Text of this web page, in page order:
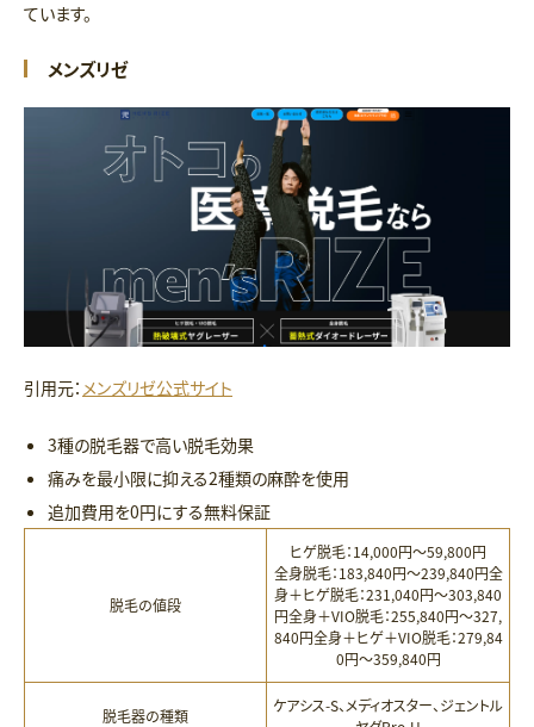
ています。
メンズリゼ
引用元： メンズリゼ公式サイト
3種の脱毛器で高い脱毛効果
痛みを最小限に抑える2種類の麻酔を使用
追加費用を0円にする無料保証
脱毛の値段
ヒゲ脱毛：14,000円〜59,800円
全身脱毛：183,840円〜239,840円全
身＋ヒゲ脱毛：231,040円〜303,840
円全身＋VIO脱毛：255,840円〜327,
840円全身＋ヒゲ＋VIO脱毛：279,84
0円〜359,840円
脱毛器の種類
ケアシス-S、メディオスター、ジェントル